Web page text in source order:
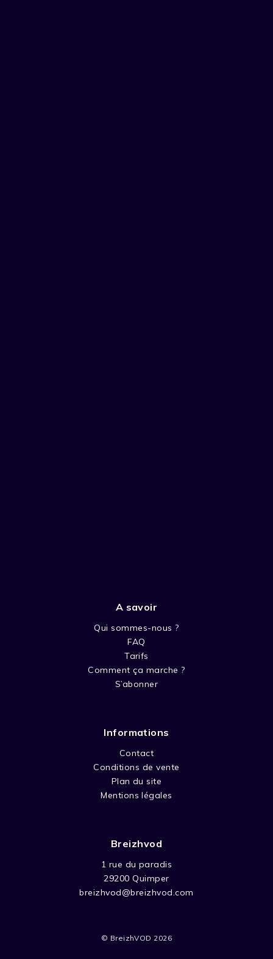
A savoir
Qui sommes-nous ?
FAQ
Tarifs
Comment ça marche ?
S’abonner
Informations
Contact
Conditions de vente
Plan du site
Mentions légales
Breizhvod
1 rue du paradis
29200 Quimper
breizhvod@breizhvod.com
© BreizhVOD 2026